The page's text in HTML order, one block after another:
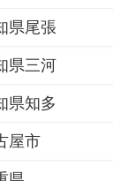
県尾張
県三河
県知多
屋市